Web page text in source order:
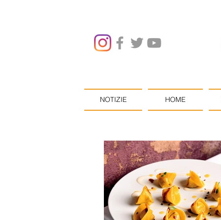
NOTIZIE HOME